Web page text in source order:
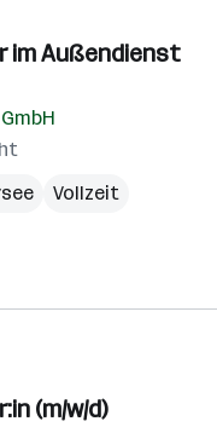
im Außendienst
Vollzeit
(m/w/d)